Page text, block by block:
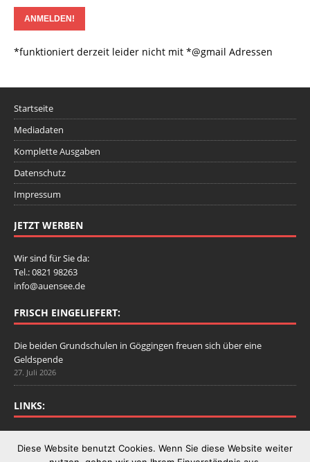
*funktioniert derzeit leider nicht mit *@gmail Adressen
Startseite
Mediadaten
Komplette Ausgaben
Datenschutz
Impressum
JETZT WERBEN
Wir sind für Sie da:
Tel.: 0821 98263
info@auensee.de
FRISCH EINGELIEFERT:
Die beiden Grundschulen in Göggingen freuen sich über eine
Geldspende
27. Juli 2026
LINKS:
Diese Website benutzt Cookies. Wenn Sie diese Website weiter